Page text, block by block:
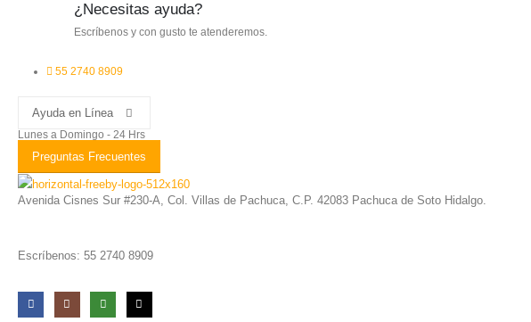
¿Necesitas ayuda?
Escríbenos y con gusto te atenderemos.
55 2740 8909
Ayuda en Línea
Lunes a Domingo - 24 Hrs
Preguntas Frecuentes
Avenida Cisnes Sur #230-A, Col. Villas de Pachuca, C.P. 42083 Pachuca de Soto Hidalgo.
Escríbenos: 55 2740 8909